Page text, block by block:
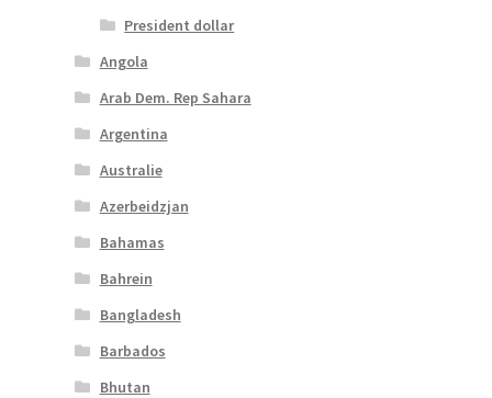
President dollar
Angola
Arab Dem. Rep Sahara
Argentina
Australie
Azerbeidzjan
Bahamas
Bahrein
Bangladesh
Barbados
Bhutan